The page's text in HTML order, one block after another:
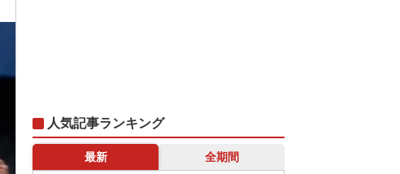
人気記事ランキング
最新 全期間